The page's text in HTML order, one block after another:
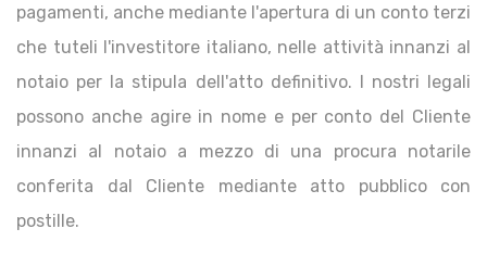
pagamenti, anche mediante l'apertura di un conto terzi
che tuteli l'investitore italiano, nelle attività innanzi al
notaio per la stipula dell'atto definitivo. I nostri legali
possono anche agire in nome e per conto del Cliente
innanzi al notaio a mezzo di una procura notarile
conferita dal Cliente mediante atto pubblico con
postille.